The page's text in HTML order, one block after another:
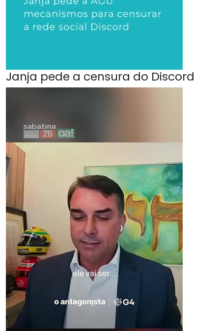
Janja pede a censura do Discord